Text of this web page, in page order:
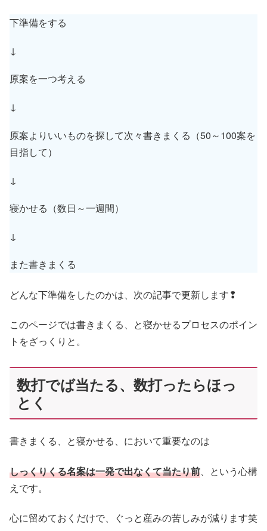
下準備をする
↓
原案を一つ考える
↓
原案よりいいものを探して次々書きまくる（50～100案を
目指して）
↓
寝かせる（数日～一週間）
↓
また書きまくる
どんな下準備をしたのかは、次の記事で更新します❢
このページでは書きまくる、と寝かせるプロセスのポイン
トをざっくりと。
数打でば当たる、数打ったらほっ
とく
書きまくる、と寝かせる、において重要なのは
しっくりくる名案は一発で出なくて当たり前、という心構
えです。
心に留めておくだけで、ぐっと産みの苦しみが減ります笑